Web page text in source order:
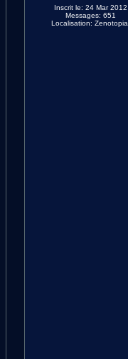
Inscrit le: 24 Mar 2012
Messages: 651
Localisation: Zenotopia.